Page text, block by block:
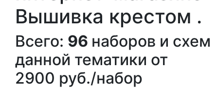
Вышивка крестом .
Всего: 96 наборов и схем
данной тематики от
2900 руб./набор